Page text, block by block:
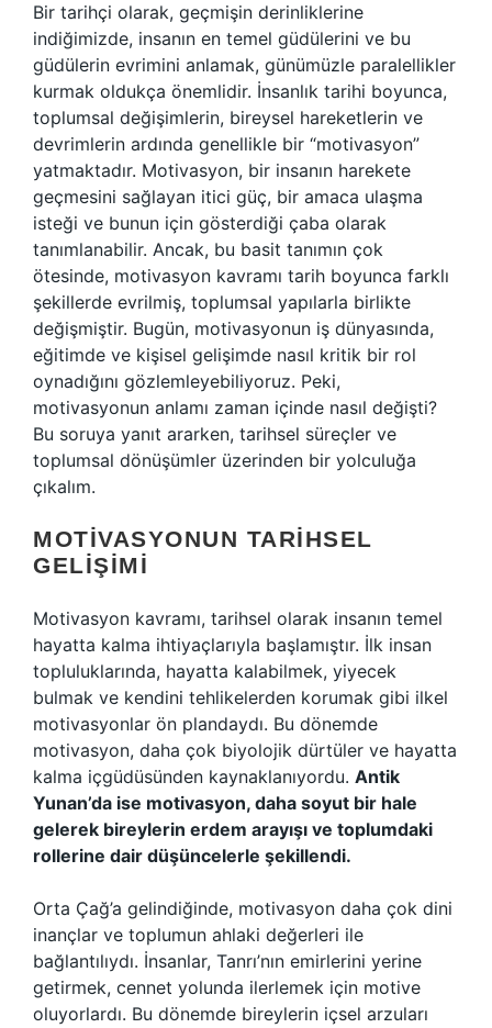
Bir tarihçi olarak, geçmişin derinliklerine
indiğimizde, insanın en temel güdülerini ve bu
güdülerin evrimini anlamak, günümüzle paralellikler
kurmak oldukça önemlidir. İnsanlık tarihi boyunca,
toplumsal değişimlerin, bireysel hareketlerin ve
devrimlerin ardında genellikle bir “motivasyon”
yatmaktadır. Motivasyon, bir insanın harekete
geçmesini sağlayan itici güç, bir amaca ulaşma
isteği ve bunun için gösterdiği çaba olarak
tanımlanabilir. Ancak, bu basit tanımın çok
ötesinde, motivasyon kavramı tarih boyunca farklı
şekillerde evrilmiş, toplumsal yapılarla birlikte
değişmiştir. Bugün, motivasyonun iş dünyasında,
eğitimde ve kişisel gelişimde nasıl kritik bir rol
oynadığını gözlemleyebiliyoruz. Peki,
motivasyonun anlamı zaman içinde nasıl değişti?
Bu soruya yanıt ararken, tarihsel süreçler ve
toplumsal dönüşümler üzerinden bir yolculuğa
çıkalım.
MOTIVASYONUN TARIHSEL
GELIŞIMI
Motivasyon kavramı, tarihsel olarak insanın temel
hayatta kalma ihtiyaçlarıyla başlamıştır. İlk insan
topluluklarında, hayatta kalabilmek, yiyecek
bulmak ve kendini tehlikelerden korumak gibi ilkel
motivasyonlar ön plandaydı. Bu dönemde
motivasyon, daha çok biyolojik dürtüler ve hayatta
kalma içgüdüsünden kaynaklanıyordu. Antik
Yunan’da ise motivasyon, daha soyut bir hale
gelerek bireylerin erdem arayışı ve toplumdaki
rollerine dair düşüncelerle şekillendi.
Orta Çağ’a gelindiğinde, motivasyon daha çok dini
inançlar ve toplumun ahlaki değerleri ile
bağlantılıydı. İnsanlar, Tanrı’nın emirlerini yerine
getirmek, cennet yolunda ilerlemek için motive
oluyorlardı. Bu dönemde bireylerin içsel arzuları